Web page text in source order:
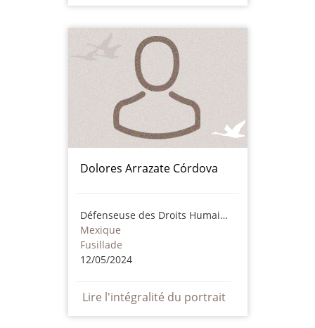
Dolores Arrazate Córdova
Défenseuse des Droits Humains
Mexique
Fusillade
12/05/2024
Lire l'intégralité du portrait